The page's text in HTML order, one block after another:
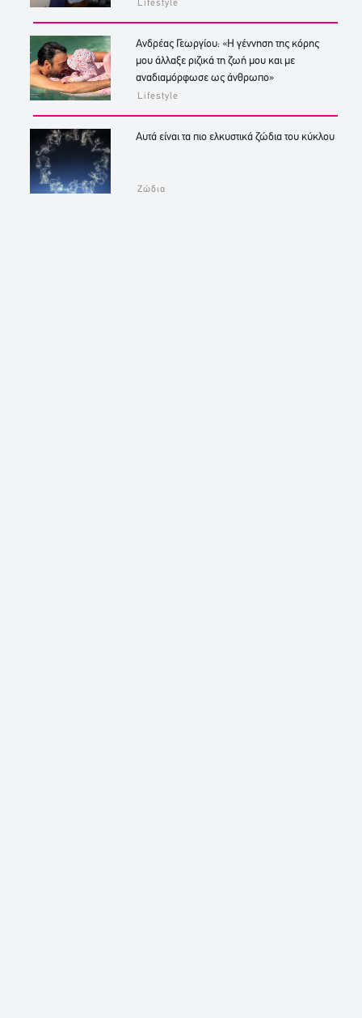
Lifestyle
Ανδρέας Γεωργίου: «Η γέννηση της κόρης
μου άλλαξε ριζικά τη ζωή μου και με
αναδιαμόρφωσε ως άνθρωπο»
Lifestyle
Αυτά είναι τα πιο ελκυστικά ζώδια του κύκλου
Ζώδια